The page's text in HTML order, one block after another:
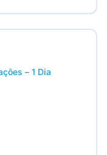
– 1 Dia